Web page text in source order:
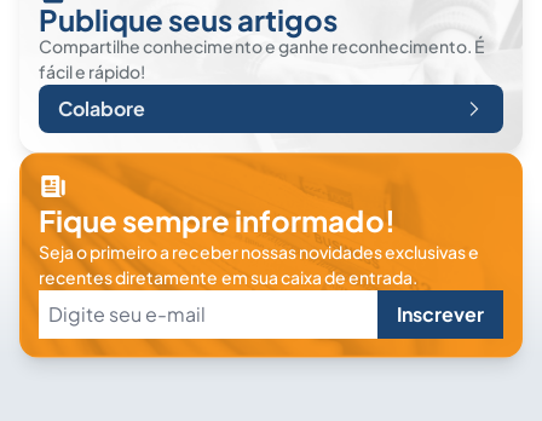
Publique seus artigos
Compartilhe conhecimento e ganhe reconhecimento. É
fácil e rápido!
Colabore
Fique sempre informado!
Seja o primeiro a receber nossas novidades exclusivas e
recentes diretamente em sua caixa de entrada.
Inscrever